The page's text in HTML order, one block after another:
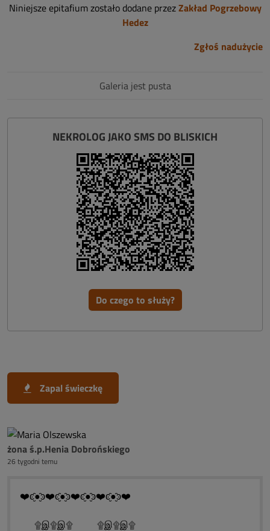
Niniejsze epitafium zostało dodane przezZakład Pogrzebowy
Hedez
Zgłoś nadużycie
Galeria jest pusta
NEKROLOG JAKO SMS DO BLISKICH
Do czego to służy?
Zapal świeczkę
żona ś.p.Henia Dobrońskiego
26 tygodni temu
❤️ͼ̮̑●̮̑ͽ❤️ͼ̮̑●̮̑ͽ❤️ͼ̮̑●̮̑ͽ❤️ͼ̮̑●̮̑ͽ❤️
۩இ۩இ۩ ۩இ۩இ۩